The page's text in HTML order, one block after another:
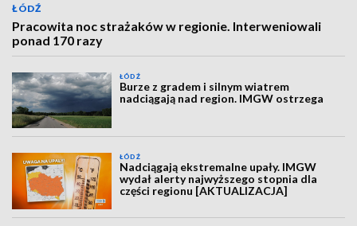
ŁÓDŹ
Pracowita noc strażaków w regionie. Interweniowali
ponad 170 razy
ŁÓDŹ
Burze z gradem i silnym wiatrem
nadciągają nad region. IMGW ostrzega
ŁÓDŹ
Nadciągają ekstremalne upały. IMGW
wydał alerty najwyższego stopnia dla
części regionu [AKTUALIZACJA]